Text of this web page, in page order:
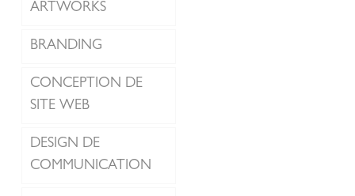
ARTWORKS
BRANDING
CONCEPTION DE
SITE WEB
DESIGN DE
COMMUNICATION